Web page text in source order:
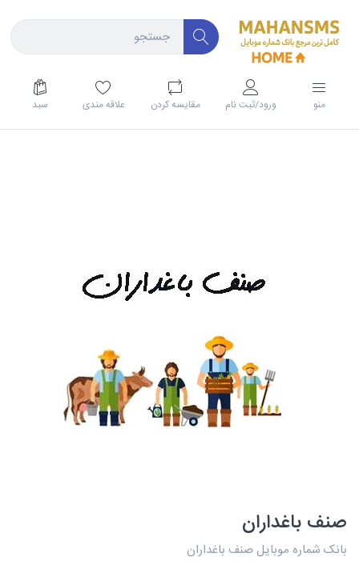
منو ورود/ثبت نام مقايسه كردن علاقه مندی سبد
صنف باغداران
بانک شماره موبایل صنف باغداران